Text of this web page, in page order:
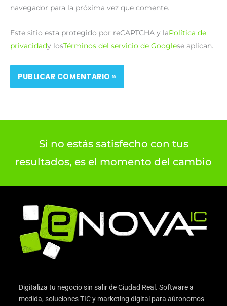
navegador para la próxima vez que comente.
Este sitio esta protegido por reCAPTCHA y laPolítica de
privacidady losTérminos del servicio de Googlese aplican.
Si no estás satisfecho con tus
resultados, es el momento del cambio
Digitaliza tu negocio sin salir de Ciudad Real. Software a
medida, soluciones TIC y marketing digital para aútonomos